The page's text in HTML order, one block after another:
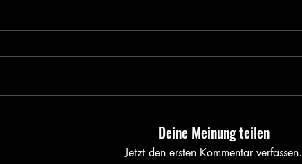
Deine Meinung teilen
Jetzt den ersten Kommentar verfassen.